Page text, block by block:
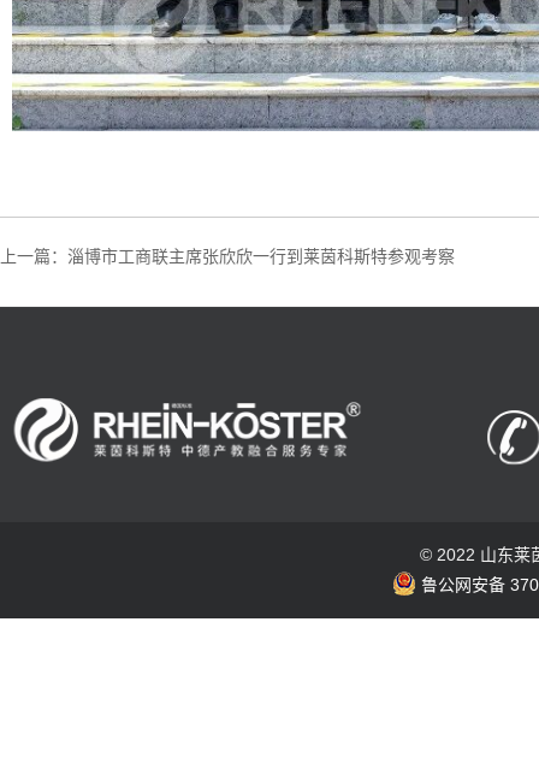
上一篇：淄博市工商联主席张欣欣一行到莱茵科斯特参观考察
© 2022 山东莱
鲁公网安备